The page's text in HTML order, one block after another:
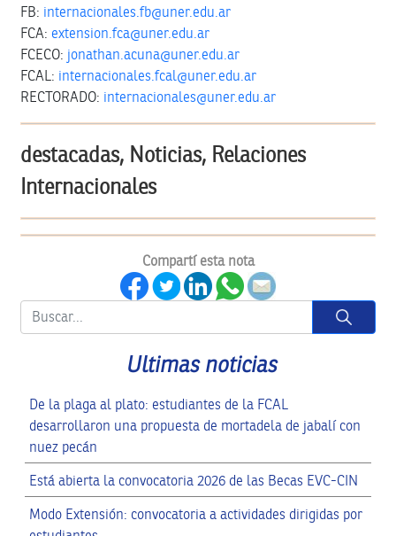
FB: internacionales.fb@uner.edu.ar
FCA: extension.fca@uner.edu.ar
FCECO: jonathan.acuna@uner.edu.ar
FCAL: internacionales.fcal@uner.edu.ar
RECTORADO: internacionales@uner.edu.ar
destacadas, Noticias, Relaciones
Internacionales
Compartí esta nota
Button
Ultimas noticias
De la plaga al plato: estudiantes de la FCAL
desarrollaron una propuesta de mortadela de jabalí con
nuez pecán
Está abierta la convocatoria 2026 de las Becas EVC-CIN
Modo Extensión: convocatoria a actividades dirigidas por